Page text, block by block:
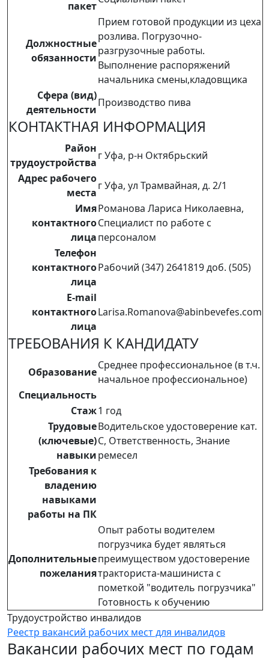
пакет
Должностные
обязанности
Прием готовой продукции из цеха
розлива. Погрузочно-
разгрузочные работы.
Выполнение распоряжений
начальника смены,кладовщика
Сфера (вид)
деятельности
Производство пива
КОНТАКТНАЯ ИНФОРМАЦИЯ
Район
трудоустройства
г Уфа, р-н Октябрьский
Адрес рабочего
места
г Уфа, ул Трамвайная, д. 2/1
Имя
контактного
лица
Романова Лариса Николаевна,
Специалист по работе с
персоналом
Телефон
контактного
лица
Рабочий (347) 2641819 доб. (505)
E-mail
контактного
лица
Larisa.Romanova@abinbevefes.com
ТРЕБОВАНИЯ К КАНДИДАТУ
Образование
Среднее профессиональное (в т.ч.
начальное профессиональное)
Специальность
Стаж1 год
Трудовые
(ключевые)
навыки
Водительское удостоверение кат.
C, Ответственность, Знание
ремесел
Требования к
владению
навыками
работы на ПК
Дополнительные
пожелания
Опыт работы водителем
погрузчика будет являться
преимуществом удостоверение
тракториста-машиниста с
пометкой "водитель погрузчика"
Готовность к обучению
Трудоустройство инвалидов
Реестр вакансий рабочих мест для инвалидов
Вакансии рабочих мест по годам